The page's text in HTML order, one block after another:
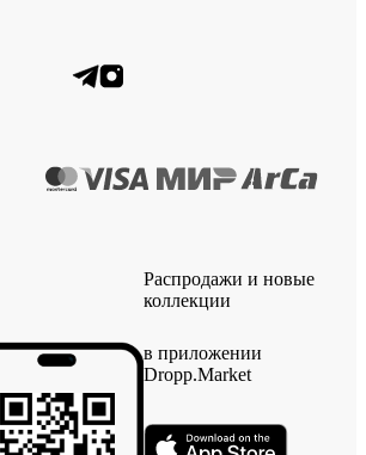
Распродажи и новые
коллекции
в приложении
Dropp.Market